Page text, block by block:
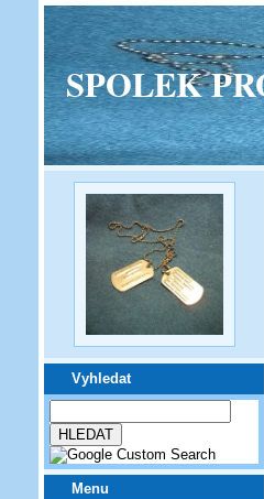
SPOLEK
Vyhledat
Menu